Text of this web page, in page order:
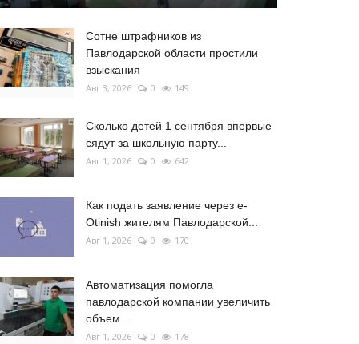
Сотне штрафников из
Павлодарской области простили
взыскания
Авг 3, 2026 0 149
Сколько детей 1 сентября впервые
сядут за школьную парту...
Авг 1, 2026 0 642
Как подать заявление через e-
Otinish жителям Павлодарской...
Авг 1, 2026 0 170
Автоматизация помогла
павлодарской компании увеличить
объем...
Авг 1, 2026 0 178